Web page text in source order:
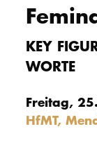
KEY
WORTE
Freitag,
HfMT,